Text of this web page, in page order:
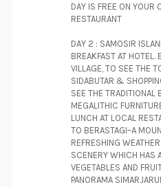
DAY IS FREE ON YOUR
RESTAURANT
DAY 2 : SAMOSIR
BREAKFAST AT
VILLAGE, TO SEE THE
SIDABUTAR &
SEE THE TRADITIONAL
MEGALITHIC
LUNCH AT LOCAL
TO BERASTAGI–A
REFRESHING
SCENERY WHICH HAS
VEGETABLES AND
PANORAMA